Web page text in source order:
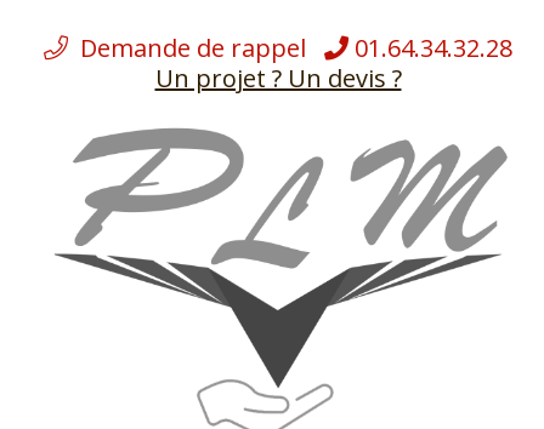
Demande de rappel
01.64.34.32.28
Un projet ? Un devis ?
NOS
DÉMÉNAGEMENTS
NOS SERVICES